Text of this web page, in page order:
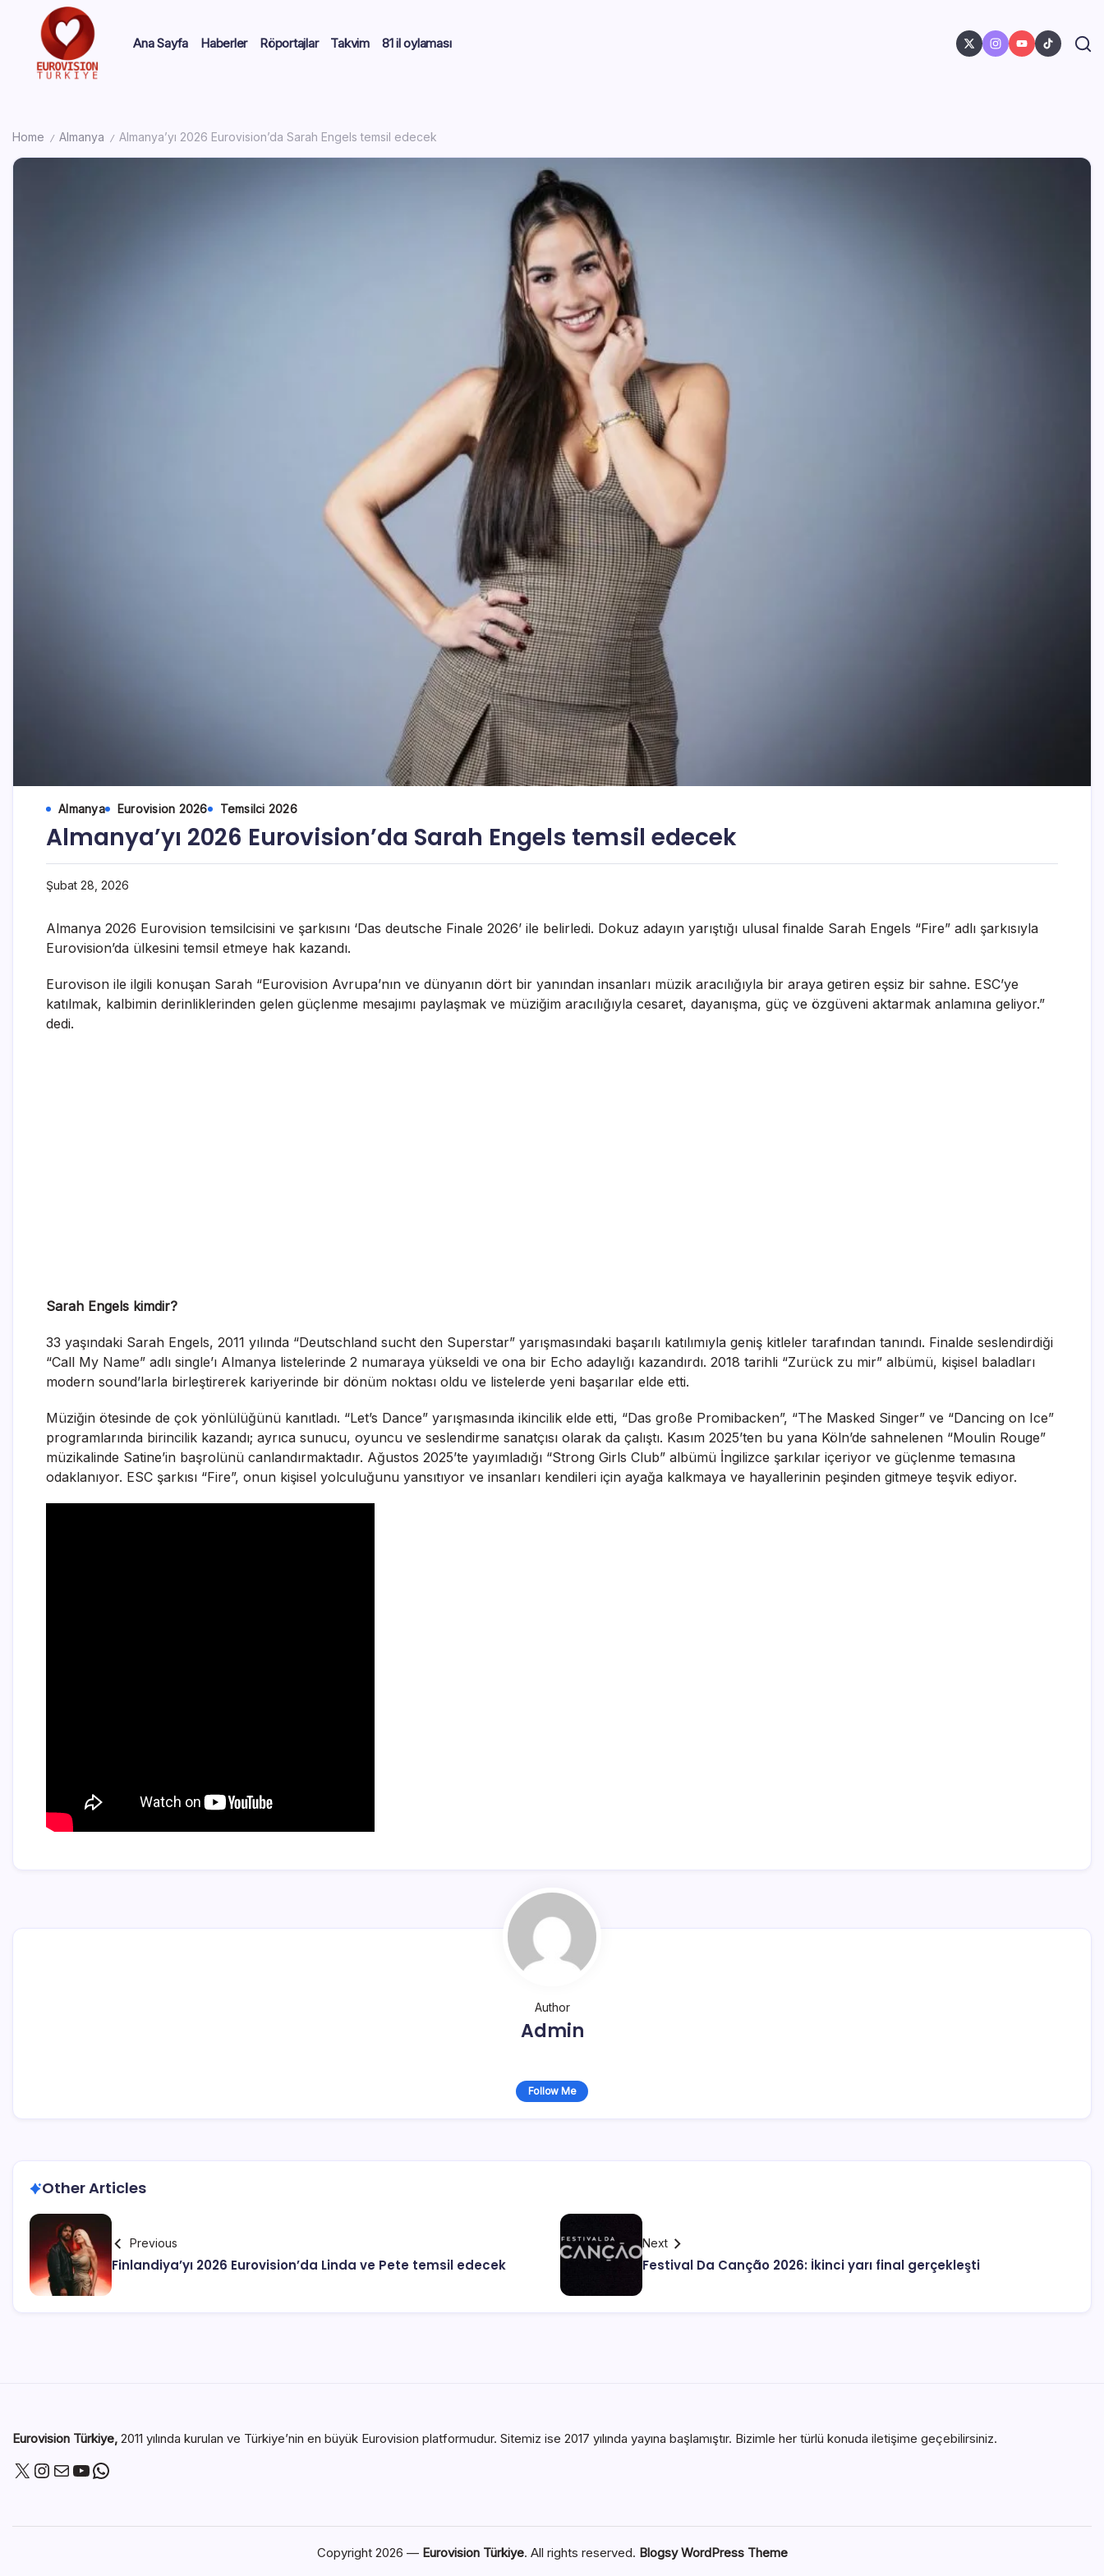
Ana Sayfa Haberler Röportajlar Takvim 81 il oylaması
Home / Almanya / Almanya’yı 2026 Eurovision’da Sarah Engels temsil edecek
Almanya Eurovision 2026 Temsilci 2026
Almanya’yı 2026 Eurovision’da Sarah Engels temsil edecek
Şubat 28, 2026
Almanya 2026 Eurovision temsilcisini ve şarkısını ‘Das deutsche Finale 2026’ ile belirledi. Dokuz adayın yarıştığı ulusal finalde Sarah Engels “Fire” adlı şarkısıyla
Eurovision’da ülkesini temsil etmeye hak kazandı.
Eurovison ile ilgili konuşan Sarah “Eurovision Avrupa’nın ve dünyanın dört bir yanından insanları müzik aracılığıyla bir araya getiren eşsiz bir sahne. ESC’ye
katılmak, kalbimin derinliklerinden gelen güçlenme mesajımı paylaşmak ve müziğim aracılığıyla cesaret, dayanışma, güç ve özgüveni aktarmak anlamına geliyor.”
dedi.
Sarah Engels kimdir?
33 yaşındaki Sarah Engels, 2011 yılında “Deutschland sucht den Superstar” yarışmasındaki başarılı katılımıyla geniş kitleler tarafından tanındı. Finalde seslendirdiği
“Call My Name” adlı single’ı Almanya listelerinde 2 numaraya yükseldi ve ona bir Echo adaylığı kazandırdı. 2018 tarihli “Zurück zu mir” albümü, kişisel baladları
modern sound’larla birleştirerek kariyerinde bir dönüm noktası oldu ve listelerde yeni başarılar elde etti.
Müziğin ötesinde de çok yönlülüğünü kanıtladı. “Let’s Dance” yarışmasında ikincilik elde etti, “Das große Promibacken”, “The Masked Singer” ve “Dancing on Ice”
programlarında birincilik kazandı; ayrıca sunucu, oyuncu ve seslendirme sanatçısı olarak da çalıştı. Kasım 2025’ten bu yana Köln’de sahnelenen “Moulin Rouge”
müzikalinde Satine’in başrolünü canlandırmaktadır. Ağustos 2025’te yayımladığı “Strong Girls Club” albümü İngilizce şarkılar içeriyor ve güçlenme temasına
odaklanıyor. ESC şarkısı “Fire”, onun kişisel yolculuğunu yansıtıyor ve insanları kendileri için ayağa kalkmaya ve hayallerinin peşinden gitmeye teşvik ediyor.
Author
Admin
Follow Me
Other Articles
Previous
Finlandiya’yı 2026 Eurovision’da Linda ve Pete temsil edecek
Next
Festival Da Canção 2026: İkinci yarı final gerçekleşti
Eurovision Türkiye, 2011 yılında kurulan ve Türkiye’nin en büyük Eurovision platformudur. Sitemiz ise 2017 yılında yayına başlamıştır. Bizimle her türlü konuda iletişime geçebilirsiniz.
Copyright 2026 — Eurovision Türkiye. All rights reserved. Blogsy WordPress Theme